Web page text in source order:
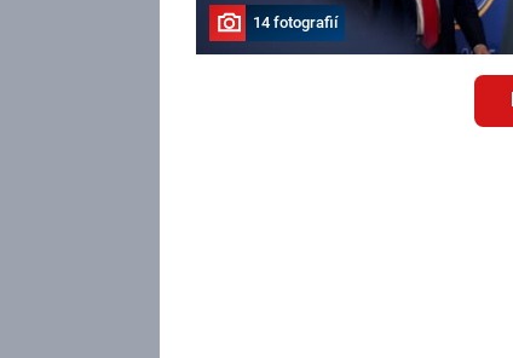
14 fotografií